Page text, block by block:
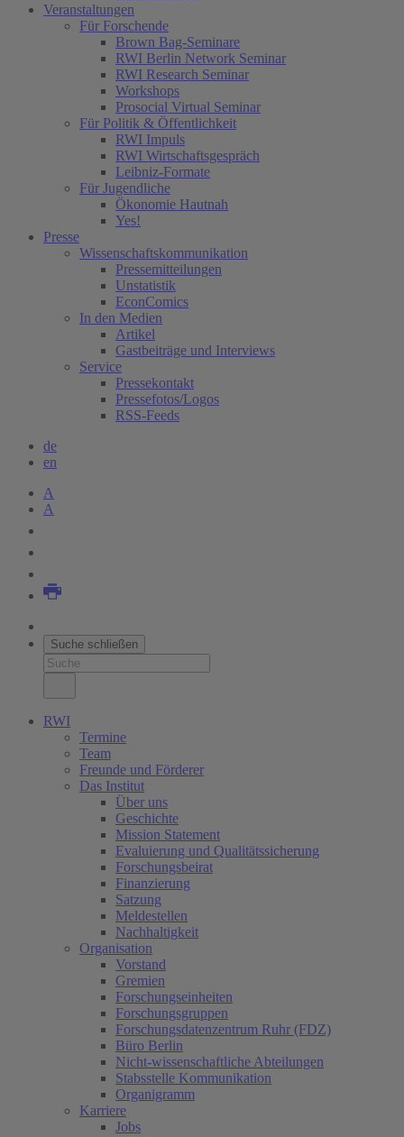
Veranstaltungen
Für Forschende
Brown Bag-Seminare
RWI Berlin Network Seminar
RWI Research Seminar
Workshops
Prosocial Virtual Seminar
Für Politik & Öffentlichkeit
RWI Impuls
RWI Wirtschaftsgespräch
Leibniz-Formate
Für Jugendliche
Ökonomie Hautnah
Yes!
Presse
Wissenschaftskommunikation
Pressemitteilungen
Unstatistik
EconComics
In den Medien
Artikel
Gastbeiträge und Interviews
Service
Pressekontakt
Pressefotos/Logos
RSS-Feeds
de
en
A
A
Suche schließen
RWI
Termine
Team
Freunde und Förderer
Das Institut
Über uns
Geschichte
Mission Statement
Evaluierung und Qualitätssicherung
Forschungsbeirat
Finanzierung
Satzung
Meldestellen
Nachhaltigkeit
Organisation
Vorstand
Gremien
Forschungseinheiten
Forschungsgruppen
Forschungsdatenzentrum Ruhr (FDZ)
Büro Berlin
Nicht-wissenschaftliche Abteilungen
Stabsstelle Kommunikation
Organigramm
Karriere
Jobs